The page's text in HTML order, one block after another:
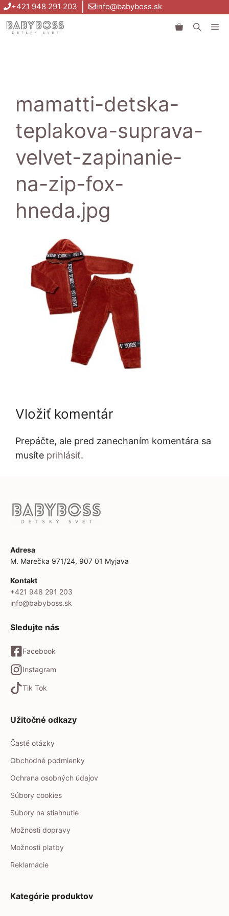
Preskočiť
na
obsah
+421 948 291 203 info@babyboss.sk
mamatti-detska-
teplakova-suprava-
velvet-zapinanie-
na-zip-fox-
hneda.jpg
Vložiť komentár
Prepáčte, ale pred zanechaním komentára sa
musíte prihlásiť.
Adresa
M. Marečka 971/24, 907 01 Myjava
Kontakt
+421 948 291 203
info@babyboss.sk
Sledujte nás
Facebook
Instagram
Tik Tok
Užitočné odkazy
Časté otázky
Obchodné podmienky
Ochrana osobných údajov
Súbory cookies
Súbory na stiahnutie
Možnosti dopravy
Možnosti platby
Reklamácie
Kategórie produktov